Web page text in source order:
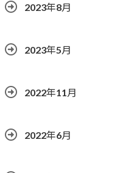
2023年8月
2023年5月
2022年11月
2022年6月